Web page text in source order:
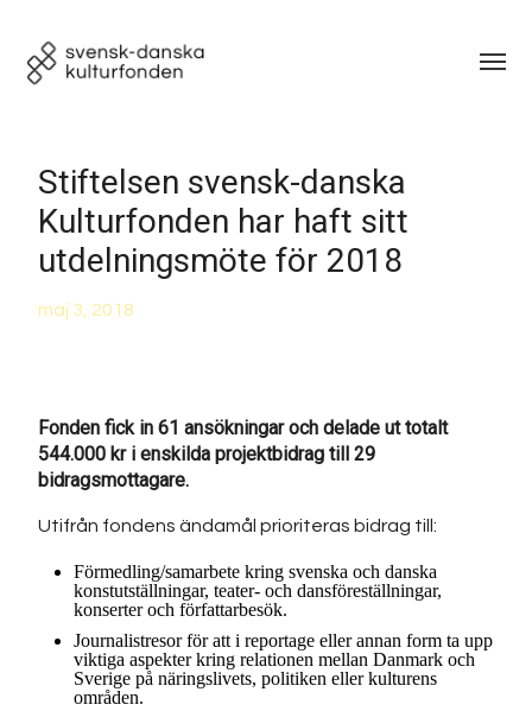
Stiftelsen svensk-danska
Kulturfonden har haft sitt
utdelningsmöte för 2018
maj 3, 2018
Fonden fick in 61 ansökningar och delade ut totalt
544.000 kr i enskilda projektbidrag till 29
bidragsmottagare.
Utifrån fondens ändamål prioriteras bidrag till:
Förmedling/samarbete kring svenska och danska
konstutställningar, teater- och dansföreställningar,
konserter och författarbesök.
Journalistresor för att i reportage eller annan form ta upp
viktiga aspekter kring relationen mellan Danmark och
Sverige på näringslivets, politiken eller kulturens
områden.